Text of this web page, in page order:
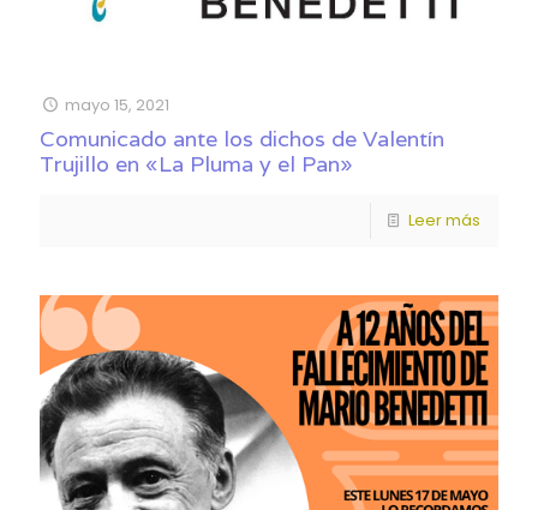
mayo 15, 2021
Comunicado ante los dichos de Valentín
Trujillo en «La Pluma y el Pan»
Leer más